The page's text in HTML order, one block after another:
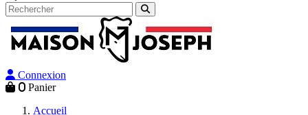
Connexion
0 Panier
Accueil